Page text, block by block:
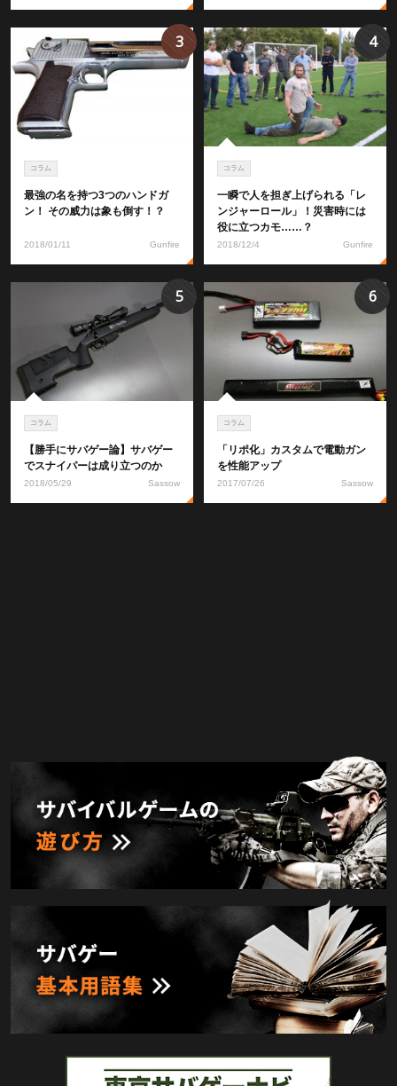
コラム
最強の名を持つ3つのハンドガ
ン！ その威力は象も倒す！？
2018/01/11 Gunfire
3
コラム
一瞬で人を担ぎ上げられる「レ
ンジャーロール」！災害時には
役に立つカモ……？
2018/12/4 Gunfire
4
コラム
【勝手にサバゲー論】サバゲー
でスナイパーは成り立つのか
2018/05/29 Sassow
5
コラム
「リポ化」カスタムで電動ガン
を性能アップ
2017/07/26 Sassow
6